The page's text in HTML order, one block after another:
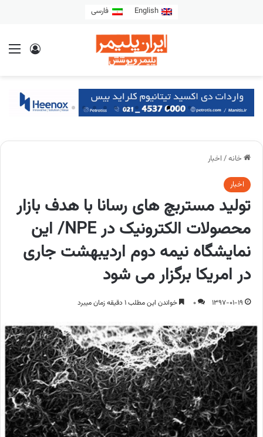
English فارسی
خانه/ اخبار
اخبار
تولید مستربچ های رسانا با هدف بازار
محصولات الکترونیک در NPE/ این
نمایشگاه نیمه دوم اردیبهشت جاری
در امریکا برگزار می شود
1397-01-19
0 خواندن این مطلب 1 دقیقه زمان میبرد